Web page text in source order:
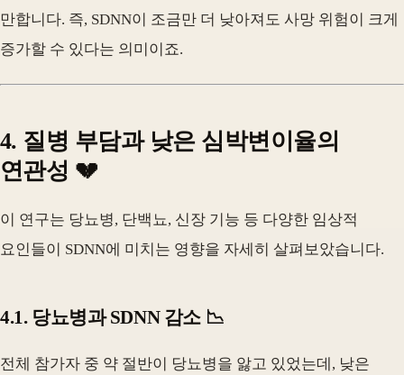
만합니다. 즉, SDNN이 조금만 더 낮아져도 사망 위험이 크게
증가할 수 있다는 의미이죠.
4. 질병 부담과 낮은 심박변이율의
연관성 💔
이 연구는 당뇨병, 단백뇨, 신장 기능 등 다양한 임상적
요인들이 SDNN에 미치는 영향을 자세히 살펴보았습니다.
4.1. 당뇨병과 SDNN 감소 📉
전체 참가자 중 약 절반이 당뇨병을 앓고 있었는데, 낮은